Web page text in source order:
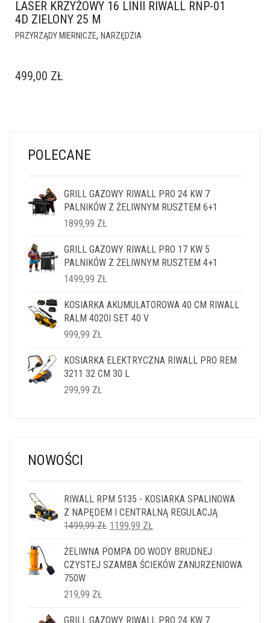
LASER KRZYŻOWY 16 LINII RIWALL RNP-01
4D ZIELONY 25 M
PRZYRZĄDY MIERNICZE, NARZĘDZIA
499,00 ZŁ
POLECANE
GRILL GAZOWY RIWALL PRO 24 KW 7
PALNIKÓW Z ŻELIWNYM RUSZTEM 6+1
1899,99 ZŁ
GRILL GAZOWY RIWALL PRO 17 KW 5
PALNIKÓW Z ŻELIWNYM RUSZTEM 4+1
1499,99 ZŁ
KOSIARKA AKUMULATOROWA 40 CM RIWALL
RALM 4020I SET 40 V
999,99 ZŁ
KOSIARKA ELEKTRYCZNA RIWALL PRO REM
3211 32 CM 30 L
299,99 ZŁ
NOWOŚCI
RIWALL RPM 5135 - KOSIARKA SPALINOWA
Z NAPĘDEM I CENTRALNĄ REGULACJĄ
1499,99ZŁ PIERWOTNA
WYNOSIŁA:
1499,99 ZŁ.
1199,99 ZŁ
WYNOSI:
1199,99 ZŁ.
ŻELIWNA POMPA DO WODY BRUDNEJ
CZYSTEJ SZAMBA ŚCIEKÓW ZANURZENIOWA
750W
219,99 ZŁ
GRILL GAZOWY RIWALL PRO 24 KW 7